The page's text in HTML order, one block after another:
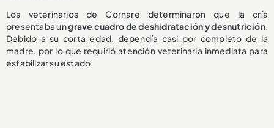
Los veterinarios de Cornare determinaron que la cría
presentaba ungrave cuadro de deshidratación y desnutrición.
Debido a su corta edad, dependía casi por completo de la
madre, por lo que requirió atención veterinaria inmediata para
estabilizar su estado.